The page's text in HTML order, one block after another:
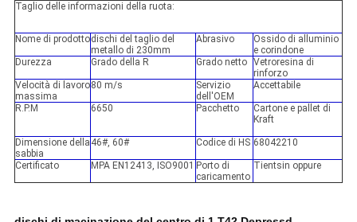
Taglio delle informazioni della ruota:
Nome di prodottodischi del taglio del
metallo di 230mm
Abrasivo
Ossido di alluminio
e corindone
Durezza
Grado della R Grado netto Vetroresina di
rinforzo
Velocità di lavoro
massima
80 m/s
Servizio
dell'OEM
Accettabile
R.P.M 6650 Pacchetto
Cartone e pallet di
Kraft
Dimensione della
sabbia
46#, 60# Codice di HS 68042210
Certificato MPA EN12413, ISO9001 Porto di
caricamento
Tientsin oppure